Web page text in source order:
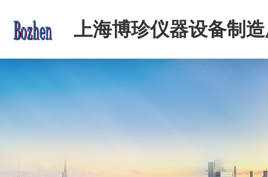
上海博珍仪器设备制